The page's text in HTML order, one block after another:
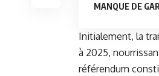
MANQUE DE
Initialement, la
à 2025,
référendum